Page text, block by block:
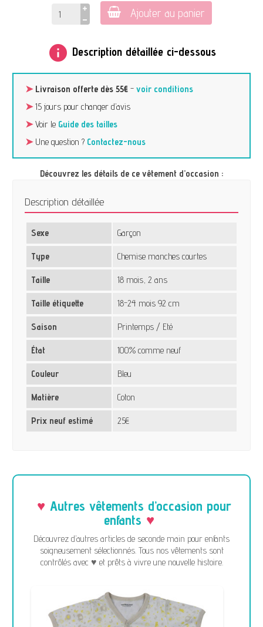
Ajouter au panier
info Description détaillée ci-dessous
➤ Livraison offerte dès 55€ -voir conditions
➤15 jours pour changer d’avis
➤Voir le Guide des tailles
➤Une question ? Contactez-nous
Découvrez les détails de ce vêtement d’occasion :
Description détaillée
Sexe Garçon
Type Chemise manches courtes
Taille 18 mois, 2 ans
Taille étiquette 18-24 mois 92 cm
Saison Printemps / Eté
État 100% comme neuf
Couleur Bleu
Matière Coton
Prix neuf estimé 25€
Autres vêtements d’occasion pour
enfants
Découvrez d’autres articles de seconde main pour enfants
soigneusement sélectionnés. Tous nos vêtements sont
contrôlés avec ♥ et prêts à vivre une nouvelle histoire.